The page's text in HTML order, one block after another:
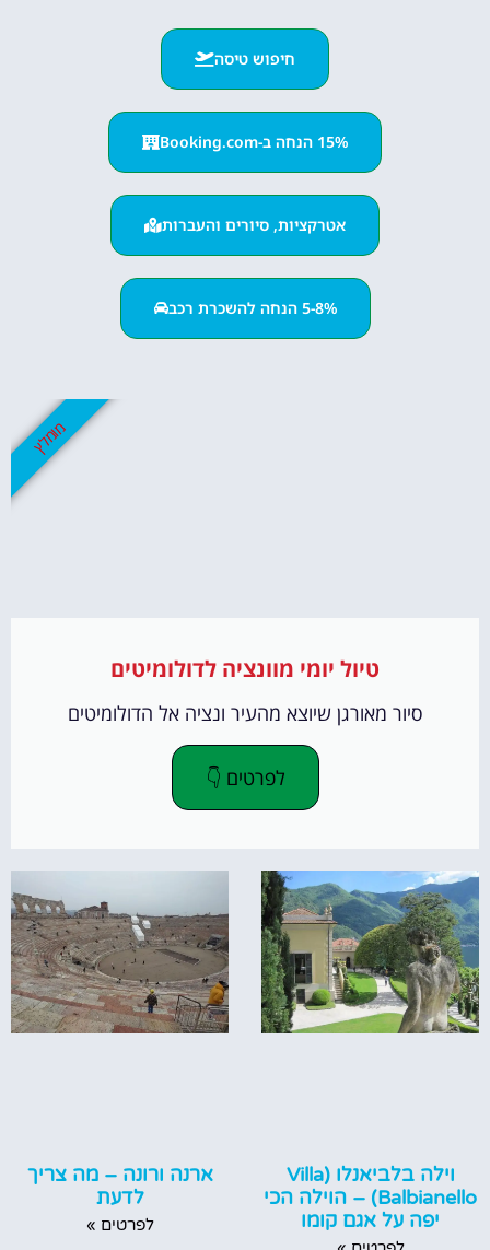
חיפוש טיסה
15% הנחה ב-Booking.com
אטרקציות, סיורים והעברות
5-8% הנחה להשכרת רכב
טיול יומי מוונציה לדולומיטים
סיור מאורגן שיוצא מהעיר ונציה אל הדולומיטים
לפרטים 👇
מומלץ
וילה בלביאנלו (Villa
Balbianello) – הוילה הכי
יפה על אגם קומו
ארנה ורונה – מה צריך
לדעת
לפרטים »